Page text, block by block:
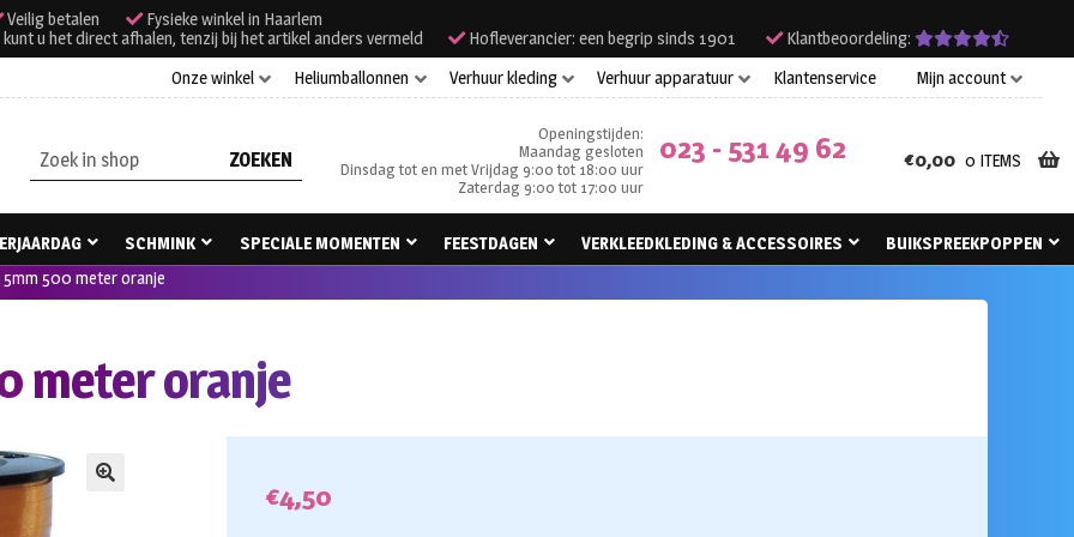
Veilig betalen
Fysieke winkel in Haarlem
u het direct afhalen, tenzij bij het artikel anders vermeld
Hofleverancier: een begrip sinds 1901
Klantbeoordeling:
Onze winkel
Heliumballonnen Verhuur kleding Verhuur apparatuur Klantenservice Mijn account
Zoeken
naar:
Openingstijden:
Maandag gesloten
Dinsdag tot en met Vrijdag 9:00 tot 18:00 uur
Zaterdag 9:00 tot 17:00 uur
023 - 531 49 62 €0,00 0 ITEMS
SCHMINK SPECIALE MOMENTEN FEESTDAGEN VERKLEEDKLEDING & ACCESSOIRES
BUIKSPREEKPOPPEN
5mm 500 meter oranje
meter oranje
€4,50